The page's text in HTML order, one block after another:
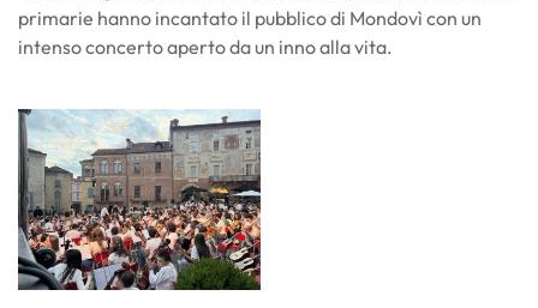
primarie hanno incantato il pubblico di Mondovì con un
intenso concerto aperto da un inno alla vita.